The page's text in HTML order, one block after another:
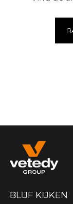
BLIJF KIJKEN